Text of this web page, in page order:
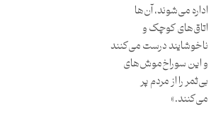
اداره می‌شوند، آن‌ها
اتاق‌های کوچک و
ناخوشایند درست می‌کنند
و این سوراخ‌موش‌های
بی‌ثمر را از مردم پر
می‌کنند.»